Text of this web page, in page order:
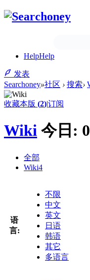
HelpHelp
发表
Searchoney»社区 › 搜索›
收藏本版 (2)|订阅
Wiki 今日: 0
全部
Wiki4
语
言:
不限
中文
英文
日语
韩语
其它
多语言